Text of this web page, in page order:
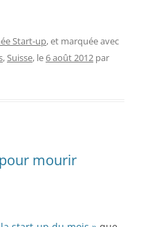
Start-up, et marquée avec
,Suisse, le6 août 2012 par
mourir